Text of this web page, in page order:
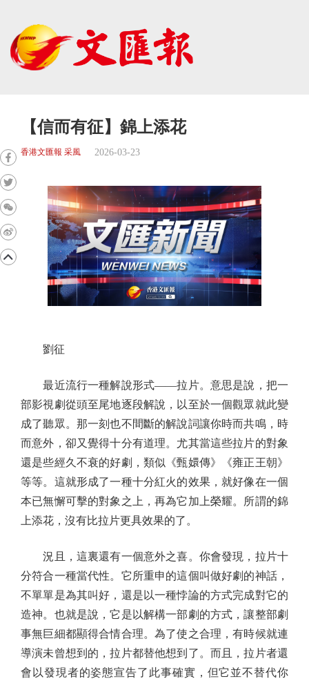
【信而有征】錦上添花
香港文匯報 采風 2026-03-23
劉征
最近流行一種解說形式——拉片。意思是說，把一
部影視劇從頭至尾地逐段解說，以至於一個觀眾就此變
成了聽眾。那一刻也不間斷的解說詞讓你時而共鳴，時
而意外，卻又覺得十分有道理。尤其當這些拉片的對象
還是些經久不衰的好劇，類似《甄嬛傳》《雍正王朝》
等等。這就形成了一種十分紅火的效果，就好像在一個
本已無懈可擊的對象之上，再為它加上榮耀。所謂的錦
上添花，沒有比拉片更具效果的了。
況且，這裏還有一個意外之喜。你會發現，拉片十
分符合一種當代性。它所重申的這個叫做好劇的神話，
不單單是為其叫好，還是以一種悖論的方式完成對它的
造神。也就是說，它是以解構一部劇的方式，讓整部劇
事無巨細都顯得合情合理。為了使之合理，有時候就連
導演未曾想到的，拉片都替他想到了。而且，拉片者還
會以發現者的姿態宣告了此事確實，但它並不替代你